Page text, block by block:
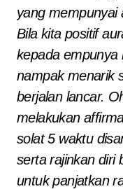
yang mempunyai
Bila kita positif
kepada empunya
nampak menarik
berjalan lancar.
melakukan
solat 5 waktu
serta rajinkan diri
untuk panjatkan